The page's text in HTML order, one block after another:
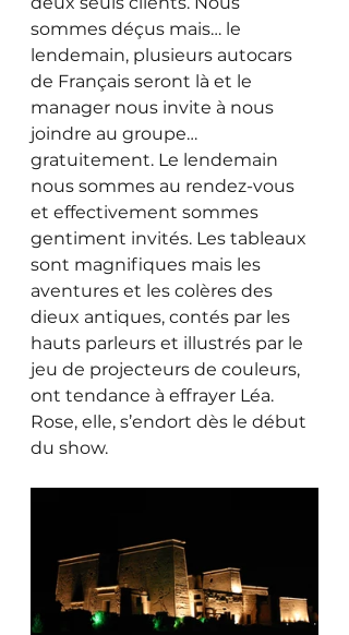
sommes déçus mais… le
lendemain, plusieurs autocars
de Français seront là et le
manager nous invite à nous
joindre au groupe…
gratuitement. Le lendemain
nous sommes au rendez-vous
et effectivement sommes
gentiment invités. Les tableaux
sont magnifiques mais les
aventures et les colères des
dieux antiques, contés par les
hauts parleurs et illustrés par le
jeu de projecteurs de couleurs,
ont tendance à effrayer Léa.
Rose, elle, s’endort dès le début
du show.